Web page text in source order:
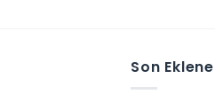
Son